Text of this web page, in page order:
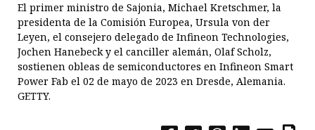
El primer ministro de Sajonia, Michael Kretschmer, la
presidenta de la Comisión Europea, Ursula von der
Leyen, el consejero delegado de Infineon Technologies,
Jochen Hanebeck y el canciller alemán, Olaf Scholz,
sostienen obleas de semiconductores en Infineon Smart
Power Fab el 02 de mayo de 2023 en Dresde, Alemania.
GETTY.